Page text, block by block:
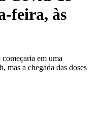
feira, às
em uma
mas a chegada das doses